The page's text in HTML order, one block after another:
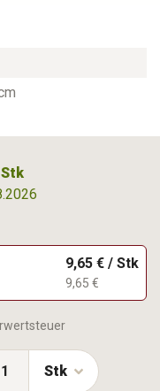
9,65 € / Stk
9,65 €
Stk